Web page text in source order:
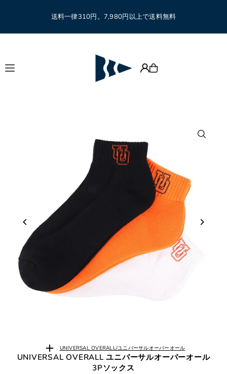
Translation missing: ja.accessibility.skip_to_text
送料一律310円。7,980円以上で送料無料
UNIVERSAL OVERALL/ユニバーサルオーバーオール
UNIVERSAL OVERALL ユニバーサルオーバーオール
3Pソックス